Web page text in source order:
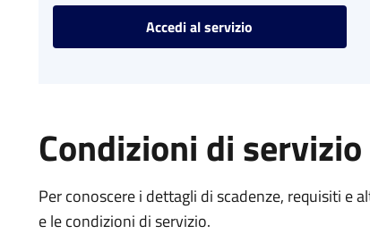
Accedi al servizio
Condizioni di servizio
Per conoscere i dettagli di scadenze, requisiti e
e le condizioni di servizio.